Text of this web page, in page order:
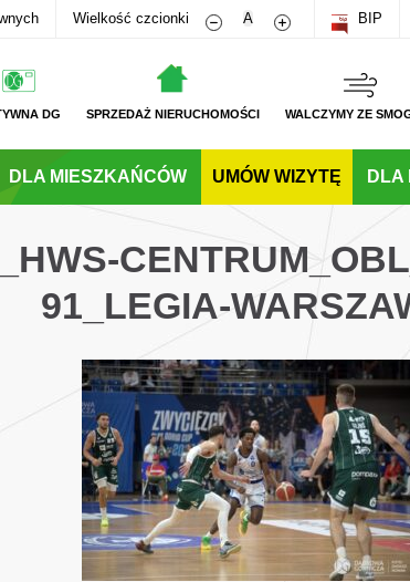
Wielkość czcionki Zmniejsz rozmiar czcionki
A Zwiększ rozmiar
BIP
DG SPRZEDAŻ NIERUCHOMOŚCI WALCZYMY ZE
DLA MIESZKAŃCÓW UMÓW WIZYTĘ DLA
91_LEGIA-